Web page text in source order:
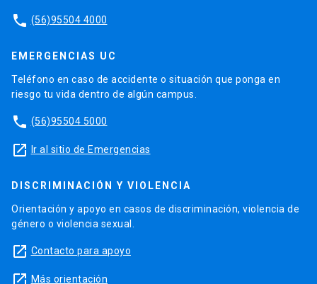
phone (56)95504 4000
EMERGENCIAS UC
Teléfono en caso de accidente o situación que ponga en
riesgo tu vida dentro de algún campus.
phone (56)95504 5000
launch Ir al sitio de Emergencias
DISCRIMINACIÓN Y VIOLENCIA
Orientación y apoyo en casos de discriminación, violencia de
género o violencia sexual.
launch Contacto para apoyo
launch Más orientación